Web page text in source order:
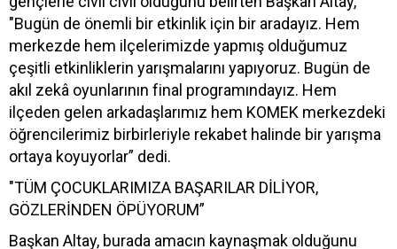
"Bugün de önemli bir etkinlik için bir aradayız. Hem
merkezde hem ilçelerimizde yapmış olduğumuz
çeşitli etkinliklerin yarışmalarını yapıyoruz. Bugün de
akıl zekâ oyunlarının final programındayız. Hem
ilçeden gelen arkadaşlarımız hem KOMEK merkezdeki
öğrencilerimiz birbirleriyle rekabet halinde bir yarışma
ortaya koyuyorlar” dedi.
"TÜM ÇOCUKLARIMIZA BAŞARILAR DİLİYOR,
GÖZLERİNDEN ÖPÜYORUM”
Başkan Altay, burada amacın kaynaşmak olduğunu